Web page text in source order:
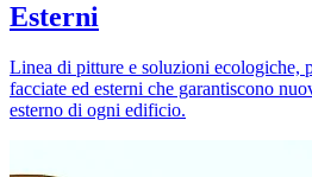
Esterni
Linea di pitture e soluzioni ecologiche,
facciate ed esterni che garantiscono
esterno di ogni edificio.